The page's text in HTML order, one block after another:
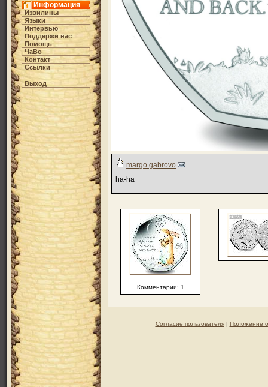
Информация
Извилины
Языки
Интервью
Поддержи нас
Помощь
ЧаВо
Контакт
Ссылки
Выход
margo.gabrovo
ha-ha
Комментарии: 1
Согласие пользователя| Положение